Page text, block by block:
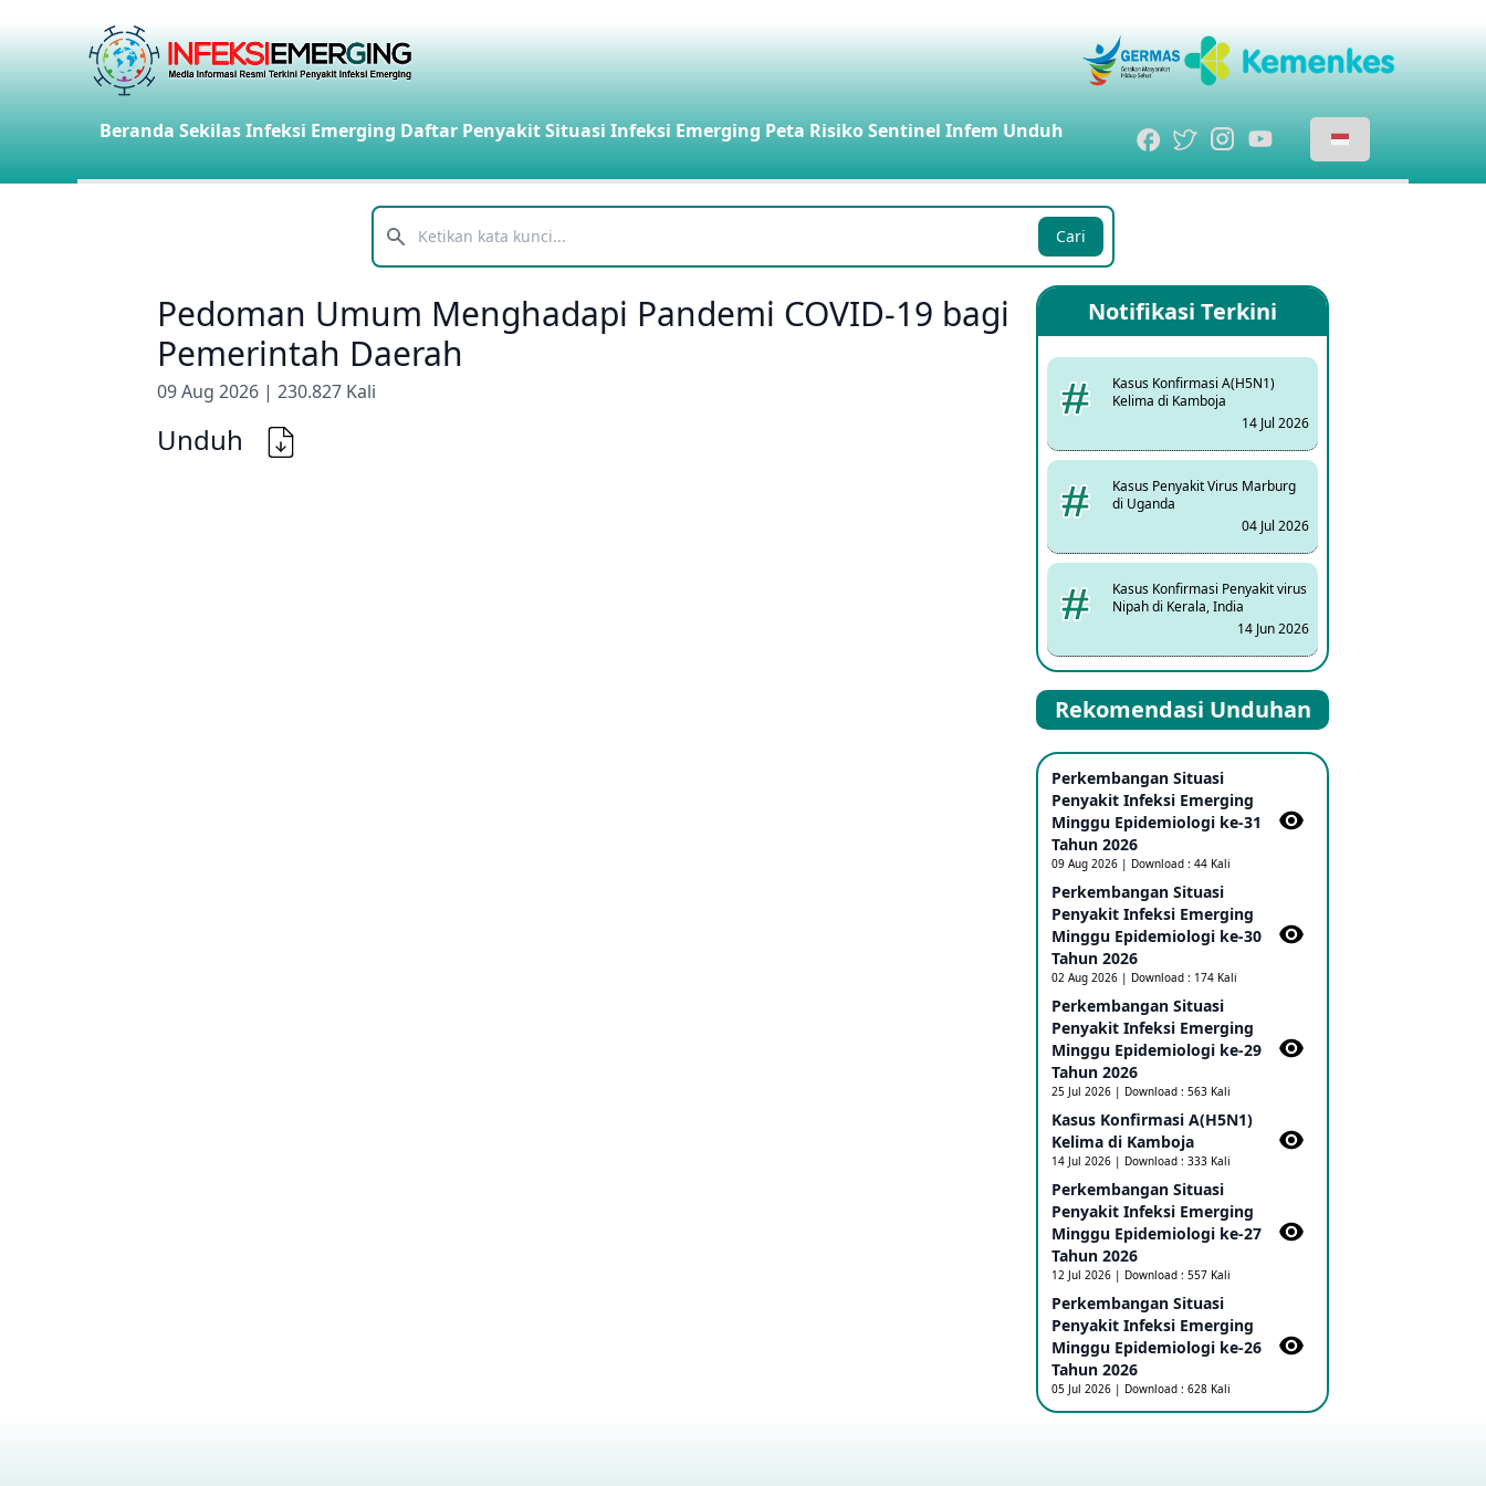
Beranda Sekilas Infeksi Emerging Daftar PenyakitSituasi Infeksi Emerging Peta RisikoSentinel Infem Unduh
Telusuri Cari
Pedoman Umum Menghadapi Pandemi COVID-19 bagi
Pemerintah Daerah
09 Aug 2026 | 230.827 Kali
Unduh
Notifikasi Terkini
Kasus Konfirmasi A(H5N1)
Kelima di Kamboja
14 Jul 2026
Kasus Penyakit Virus Marburg
di Uganda
04 Jul 2026
Kasus Konfirmasi Penyakit virus
Nipah di Kerala, India
14 Jun 2026
Kasus Dicurigai Penyakit virus
Nipah di Kerala, India
12 Jun 2026
Mpox Clade 1b di Taiwan
25 May 2026
Update Informasi PHEIC
Penyakit Ebola
23 May 2026
Penetapan Outbreak Penyakit
Ebola di RD Kongo dan Uganda
Sebagai PHEIC
17 May 2026
Outbreak Penyakti Ebola di RD
Kongo
16 May 2026
Kasus Konfirmasi A(H5NN6) di
Cina
Update Penyakit Virus Hanta
Tipe HPS di Kapal Pesiar MV
Hondius
Rekomendasi Unduhan
Perkembangan Situasi
Penyakit Infeksi Emerging
Minggu Epidemiologi ke-31
Tahun 2026
09 Aug 2026 | Download : 44 Kali
Perkembangan Situasi
Penyakit Infeksi Emerging
Minggu Epidemiologi ke-30
Tahun 2026
02 Aug 2026 | Download : 174 Kali
Perkembangan Situasi
Penyakit Infeksi Emerging
Minggu Epidemiologi ke-29
Tahun 2026
25 Jul 2026 | Download : 563 Kali
Kasus Konfirmasi A(H5N1)
Kelima di Kamboja​
14 Jul 2026 | Download : 333 Kali
Perkembangan Situasi
Penyakit Infeksi Emerging
Minggu Epidemiologi ke-27
Tahun 2026
12 Jul 2026 | Download : 557 Kali
Perkembangan Situasi
Penyakit Infeksi Emerging
Minggu Epidemiologi ke-26
Tahun 2026
05 Jul 2026 | Download : 628 Kali